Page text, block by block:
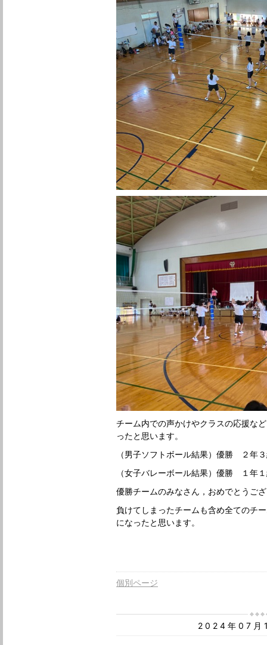
チーム内での声かけやクラスの応援な
ったと思います。
（男子ソフトボール結果）優勝 ２年
（女子バレーボール結果）優勝 １年
優勝チームのみなさん，おめでとうご
負けてしまったチームも含め全てのチ
になったと思います。
個別ページ
2024年07月